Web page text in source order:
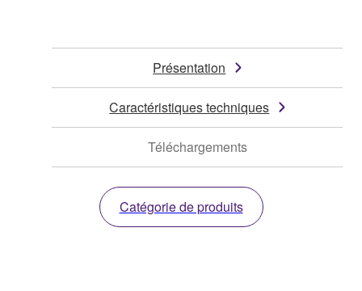
Présentation
Caractéristiques techniques
Téléchargements
Catégorie de produits